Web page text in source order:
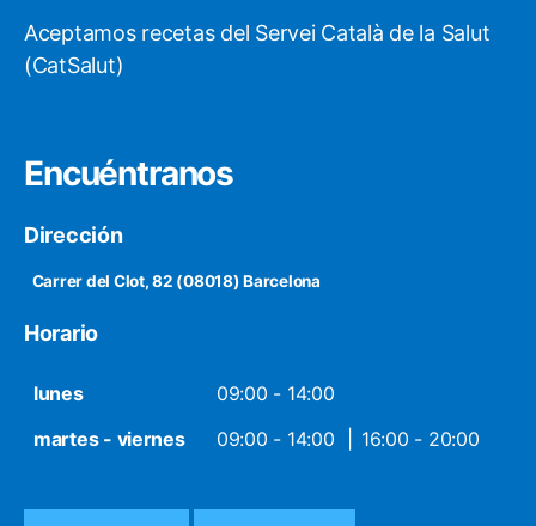
Aceptamos recetas del Servei Català de la Salut
(CatSalut)
Encuéntranos
Dirección
Carrer del Clot, 82 (08018) Barcelona
Horario
lunes
09:00 - 14:00
martes - viernes
09:00 - 14:00 16:00 - 20:00